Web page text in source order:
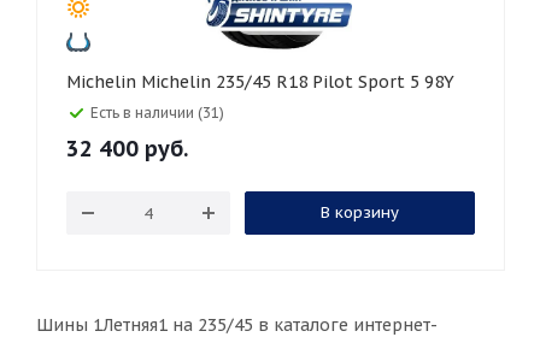
Michelin Michelin 235/45 R18 Pilot Sport 5 98Y
Есть в наличии (31)
32 400 руб.
В корзину
Шины 1Летняя1 на 235/45 в каталоге интернет-